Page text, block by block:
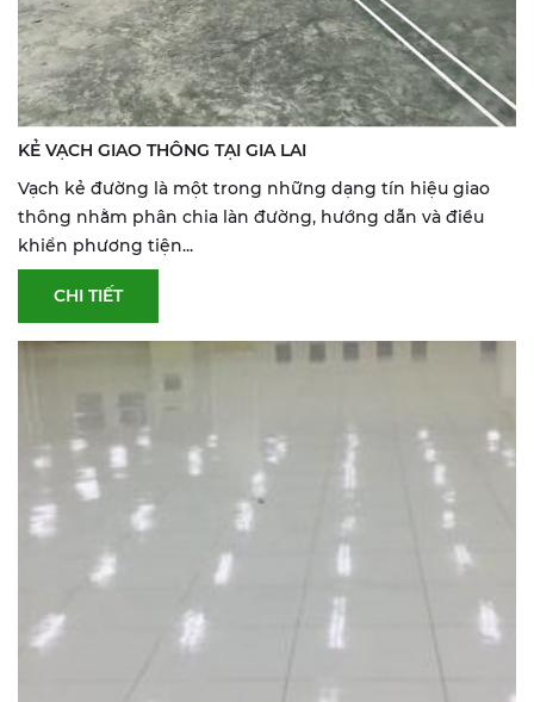
KẺ VẠCH GIAO THÔNG TẠI GIA LAI
Vạch kẻ đường là một trong những dạng tín hiệu giao
thông nhằm phân chia làn đường, hướng dẫn và điều
khiển phương tiện...
CHI TIẾT